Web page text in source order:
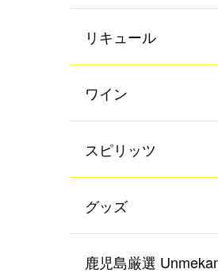
リキュール
ワイン
スピリッツ
グッズ
鹿児島厳選